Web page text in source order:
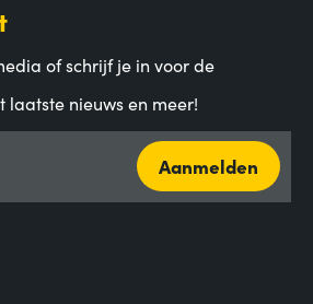
of schrijf je in voor de
laatste nieuws en meer!
Aanmelden